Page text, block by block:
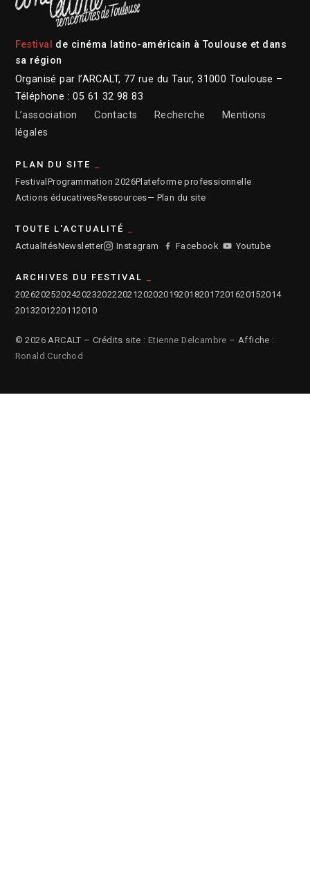
Festival
de cinéma latino-américain à Toulouse et dans
sa région
Organisé par l’ARCALT, 77 rue du Taur, 31000 Toulouse –
Téléphone : 05 61 32 98 83
L’association
Contacts Recherche
Mentions
légales
PLAN DU SITE
Festival Programmation 2026Plateforme professionnelle
Actions éducativesRessources— Plan du site
TOUTE L'ACTUALITÉ
ActualitésNewsletter Instagram Facebook Youtube
ARCHIVES DU FESTIVAL
2026202520242023202220212020201920182017201620152014
2013201220112010
© 2026 ARCALT – Crédits site : Etienne Delcambre – Affiche :
Ronald Curchod